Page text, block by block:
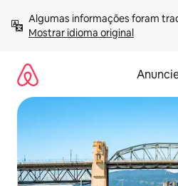
para
Mostrar idioma original